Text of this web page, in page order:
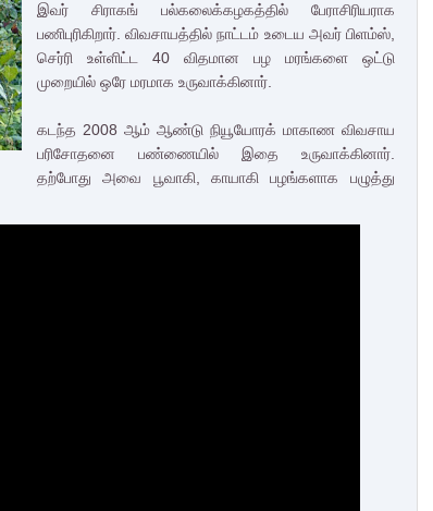
இவர் சிராகங் பல்கலைக்கழகத்தில் பேராசிரியராக
பணிபுரிகிறார். விவசாயத்தில் நாட்டம் உடைய அவர் பிளம்ஸ்,
செர்ரி உள்ளிட்ட 40 விதமான பழ மரங்களை ஒட்டு
முறையில் ஒரே மரமாக உருவாக்கினார்.
கடந்த 2008 ஆம் ஆண்டு நியூயோரக் மாகாண விவசாய
பரிசோதனை பண்ணையில் இதை உருவாக்கினார்.
தற்போது அவை பூவாகி, காயாகி பழங்களாக பழுத்து